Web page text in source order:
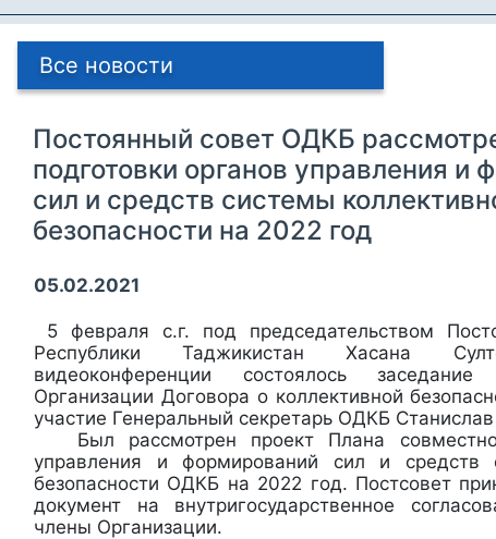
Все новости
Постоянный совет ОДКБ
подготовки органов управления и
сил и средств системы
безопасности на 2022 год
05.02.2021
5 февраля с.г. под председательством
Республики Таджикистан Хасана
видеоконференции состоялось
Организации Договора о коллективной
участие Генеральный секретарь ОДКБ
Был рассмотрен проект Плана
управления и формирований сил и средств
безопасности ОДКБ на 2022 год. Постсовет
документ на внутригосударственное
члены Организации.